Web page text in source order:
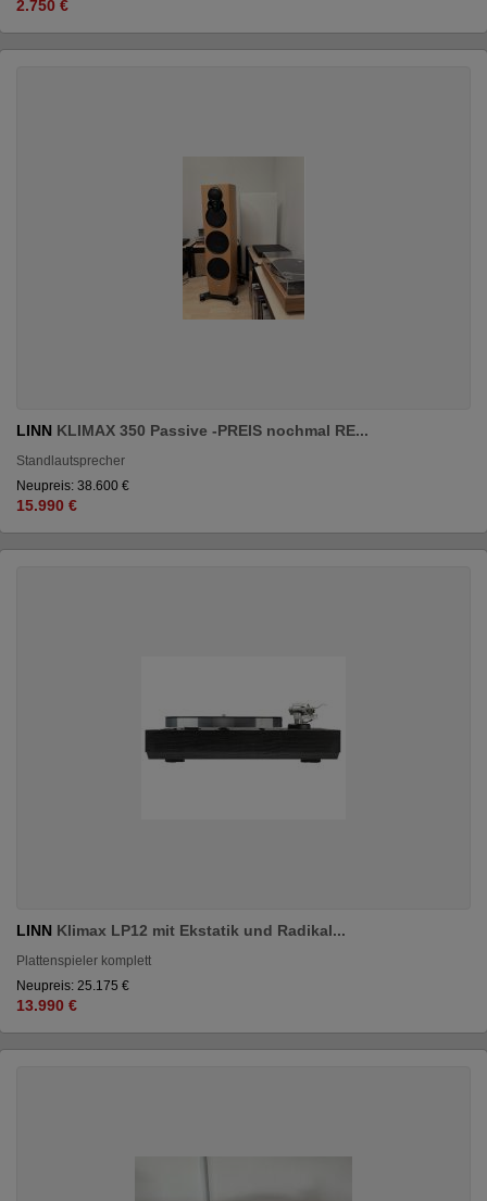
2.750 €
LINN KLIMAX 350 Passive -PREIS nochmal RE...
Standlautsprecher
Neupreis: 38.600 €
15.990 €
LINN Klimax LP12 mit Ekstatik und Radikal...
Plattenspieler komplett
Neupreis: 25.175 €
13.990 €